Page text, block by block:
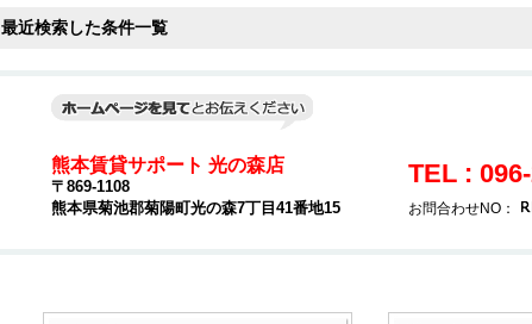
最近検索した条件一覧
熊本賃貸サポート 光の森店
〒869-1108
熊本県菊池郡菊陽町光の森7丁目41番地15
TEL :
お問合わせNO：